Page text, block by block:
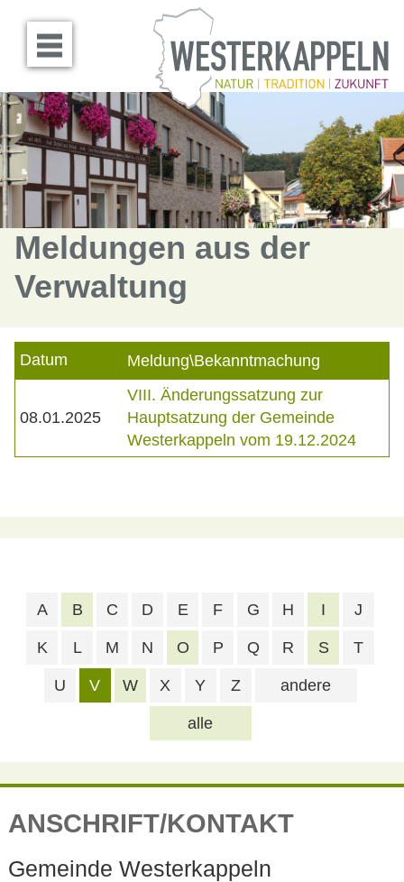
Menü öffnen
Meldungen aus der
Verwaltung
Datum Meldung\Bekanntmachung
08.01.2025
VIII. Änderungssatzung zur
Hauptsatzung der Gemeinde
Westerkappeln vom 19.12.2024
alle
A B C D E F G H I J
K L M N O P Q R S T
U V W X Y Z andere
ANSCHRIFT/KONTAKT
Gemeinde Westerkappeln